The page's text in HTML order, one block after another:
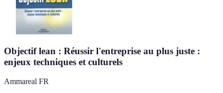
Objectif lean : Réussir l'entreprise au plus juste :
enjeux techniques et culturels
Ammareal FR